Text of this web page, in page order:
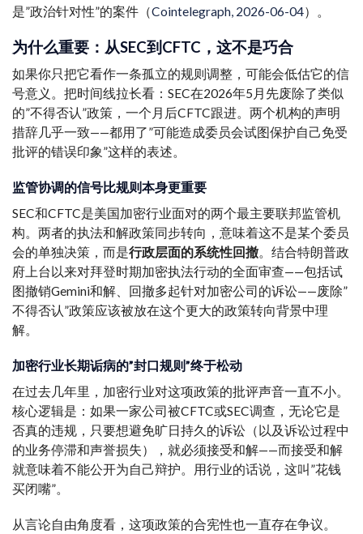
是”政治针对性”的案件（Cointelegraph, 2026-06-04）。
为什么重要：从SEC到CFTC，这不是巧合
如果你只把它看作一条孤立的规则调整，可能会低估它的信
号意义。把时间线拉长看：SEC在2026年5月先废除了类似
的”不得否认”政策，一个月后CFTC跟进。两个机构的声明
措辞几乎一致——都用了”可能造成委员会试图保护自己免受
批评的错误印象”这样的表述。
监管协调的信号比规则本身更重要
SEC和CFTC是美国加密行业面对的两个最主要联邦监管机
构。两者的执法和解政策同步转向，意味着这不是某个委员
会的单独决策，而是行政层面的系统性回撤。结合特朗普政
府上台以来对拜登时期加密执法行动的全面审查——包括试
图撤销Gemini和解、回撤多起针对加密公司的诉讼——废除”
不得否认”政策应该被放在这个更大的政策转向背景中理
解。
加密行业长期诟病的”封口规则”终于松动
在过去几年里，加密行业对这项政策的批评声音一直不小。
核心逻辑是：如果一家公司被CFTC或SEC调查，无论它是
否真的违规，只要想避免旷日持久的诉讼（以及诉讼过程中
的业务停滞和声誉损失），就必须接受和解——而接受和解
就意味着不能公开为自己辩护。用行业的话说，这叫”花钱
买闭嘴”。
从言论自由角度看，这项政策的合宪性也一直存在争议。